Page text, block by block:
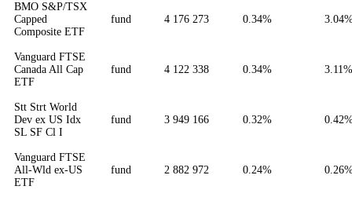
BMO S&P/TSX
Capped
Composite ETF
fund 4 176 273 0.34%
Vanguard FTSE
Canada All Cap
ETF
fund 4 122 338 0.34% 3.11%
Stt Strt World
Dev ex US Idx
SL SF Cl I
fund 3 949 166 0.32%
Vanguard FTSE
All-Wld ex-US
ETF
fund 2 882 972 0.24%